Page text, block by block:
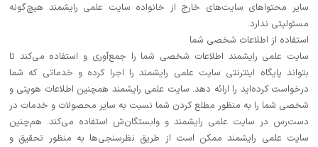
سایر محتواهای سایت‌های خارج از خانواده سایت علمی رایشمند هیچ‌گونه
مسئولیتی ندارد.
استفاده از اطلاعات شخصی شما
سایت علمی رایشمند اطلاعات شخصی شما را جمع‌آوری و استفاده می‌کند تا
بتواند پایگاه اینترنتی سایت علمی رایشمند را اجرا کرده و خدماتی که شما
درخواست کرده‌اید را ارائه دهد. سایت علمی رایشمند همچنین اطلاعات هویتی و
شخصی شما را به منظور مطلع کردن شما نسبت به سایر محصولات و خدمات در
دست‌رس در سایت علمی رایشمند و وابستگان‌ش استفاده می‌کند. هم‌چنین
سایت علمی رایشمند ممکن است از طریق نظرسنجی‌ها به منظور تحقیق و
شیمی سبز